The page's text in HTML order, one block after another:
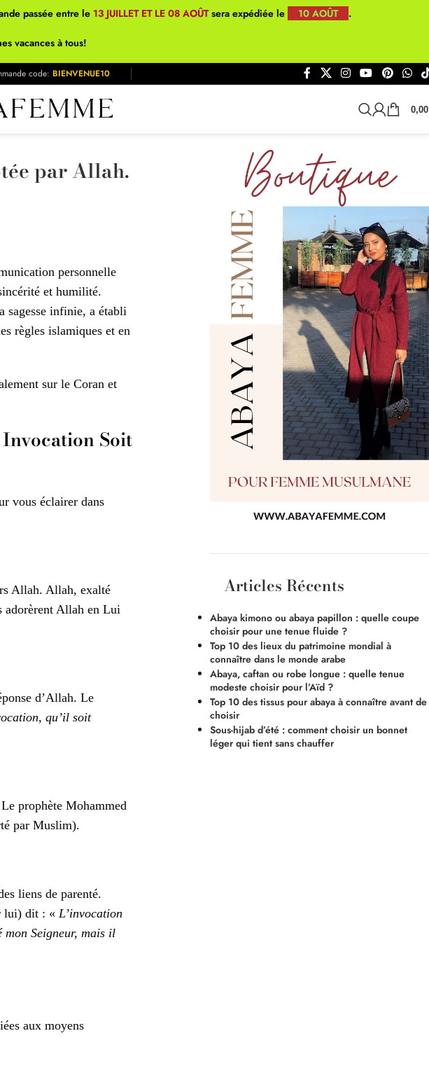
passée entre le 13 JUILLET ET LE 08 AOÛTsera expédiée le 10 AOÛT .
vacances à tous!
code: BIENVENUE10
par Allah.
personnelle
et humilité.
sagesse infinie, a établi
règles islamiques et en
sur le Coran et
Soit
vous éclairer dans
Allah. Allah, exalté
adorèrent Allah en Lui
d’Allah. Le
qu’il soit
prophète Mohammed
par Muslim).
liens de parenté.
lui) dit : « L’invocation
mon Seigneur, mais il
aux moyens
Articles Récents
Abaya kimono ou abaya papillon : quelle coupe
choisir pour une tenue fluide ?
Top 10 des lieux du patrimoine mondial à
connaître dans le monde arabe
Abaya, caftan ou robe longue : quelle tenue
modeste choisir pour l’Aïd ?
Top 10 des tissus pour abaya à connaître avant de
choisir
Sous-hijab d’été : comment choisir un bonnet
léger qui tient sans chauffer